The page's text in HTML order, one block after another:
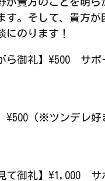
す。そして、貴方が
にのります！
がら御礼】\500 サ
】\500 (※ツンデレ
見て御礼】\1,000